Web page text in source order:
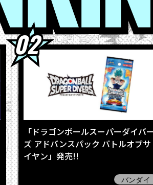
2026.08.03 【8月3日（月）】「
2026.08.03 「BLOOD OF SAIYANS」
「ドラゴンボールスーパーダイバー
ズ アドバンスパック バトルオブサ
イヤン」発売!!
バンダイ